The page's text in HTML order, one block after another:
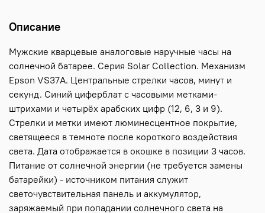
Описание
Мужские кварцевые аналоговые наручные часы на
солнечной батарее. Серия Solar Collection. Механизм
Epson VS37A. Центральные стрелки часов, минут и
секунд. Синий циферблат с часовыми метками-
штрихами и четырёх арабских цифр (12, 6, 3 и 9).
Стрелки и метки имеют люминесцентное покрытие,
светящееся в темноте после короткого воздействия
света. Дата отображается в окошке в позиции 3 часов.
Питание от солнечной энергии (не требуется замены
батарейки) - источником питания служит
светочувствительная панель и аккумулятор,
заряжаемый при попадании солнечного света на